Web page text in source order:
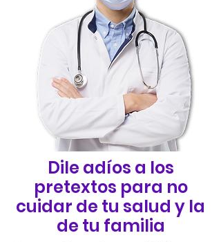
Dile adíos a los
pretextos para no
cuidar de tu salud y la
de tu familia